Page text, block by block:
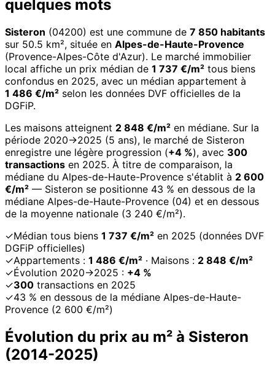
quelques mots
Sisteron (04200) est une commune de 7 850 habitants
sur 50.5 km², située en Alpes-de-Haute-Provence
(Provence-Alpes-Côte d'Azur). Le marché immobilier
local affiche un prix médian de 1 737 €/m² tous biens
confondus en 2025, avec un médian appartement à
1 486 €/m² selon les données DVF officielles de la
DGFiP.
Les maisons atteignent 2 848 €/m² en médiane. Sur la
période 2020→2025 (5 ans), le marché de Sisteron
enregistre une légère progression (+4 %), avec 300
transactions en 2025. À titre de comparaison, la
médiane du Alpes-de-Haute-Provence s'établit à 2 600
€/m² — Sisteron se positionne 43 % en dessous de la
médiane Alpes-de-Haute-Provence (04) et en dessous
de la moyenne nationale (3 240 €/m²).
✓Médian tous biens 1 737 €/m² en 2025 (données DVF
DGFiP officielles)
✓Appartements : 1 486 €/m² · Maisons : 2 848 €/m²
✓Évolution 2020→2025 : +4 %
✓300 transactions en 2025
✓43 % en dessous de la médiane Alpes-de-Haute-
Provence (2 600 €/m²)
Évolution du prix au m² à Sisteron
(2014-2025)